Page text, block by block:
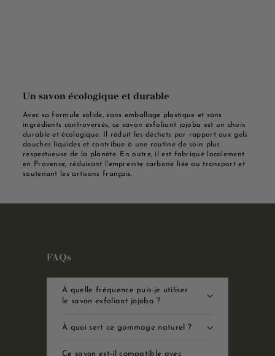
Un savon écologique et durable
Avec sa formule solide, sans emballage plastique et sans
ingrédients controversés, ce savon exfoliant jojoba est un choix
durable et écologique. Il réduit les déchets par rapport aux gels
douches liquides et contribue à une routine de soin plus
respectueuse de la planète. En outre, il est fabriqué localement
en Provence, réduisant l'empreinte carbone liée au transport et
soutenant les artisans français.
FAQs
À quelle fréquence puis-je utiliser
le savon exfoliant jojoba ?
À quoi sert ce gommage naturel ?
Ce savon est-il compatible avec